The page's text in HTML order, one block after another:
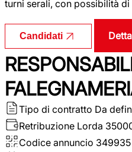
turni serali, con possibilità
Candidati
Tipo di contratto Da
Retribuzione Lorda
Codice annuncio 349935